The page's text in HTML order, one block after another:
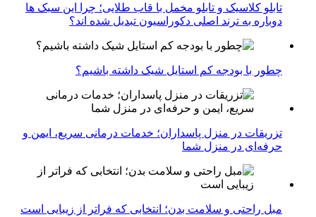
تابلو کلاسیک و تابلو مخمل با قاب طلایی؛ چرا این سبک ها
دوباره به ترند اصلی دکوراسیون تبدیل شده اند؟
چطور با بودجه کم استایل شیک داشته باشیم؟
تزریقات در منزل پاسداران؛ خدمات درمانی سریع، ایمن و
حرفه‌ای در منزل شما
مبل راحتی و سلامت بدن؛ انتخابی که فراتر از زیبایی است